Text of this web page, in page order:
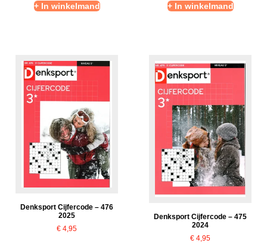
+ In winkelmand + In winkelmand
Denksport Cijfercode – 476
2025
€ 4,95
Denksport Cijfercode – 475
2024
€ 4,95